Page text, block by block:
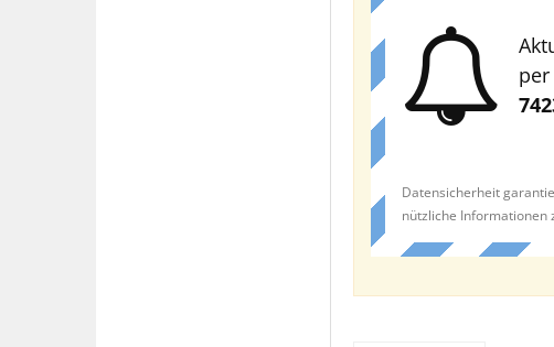
Datensicherheit
nützliche Informationen